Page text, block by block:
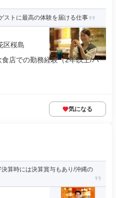
ストに最高の体験を届ける仕事
区桜島
店での勤務経験（2年以上/パー
気になる
算時には決算賞与もあり/沖縄の